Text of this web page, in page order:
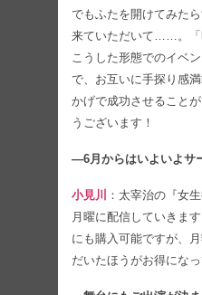
でもふたを開けてみた
来ていただいて……。「
こうした形態でのイベ
で、お互いに手探り感
かげで成功させること
うございます！
―6月からはいよいよサ
小見川
：太宰治の『女
月曜に配信していきま
にも購入可能ですが、
だいたほうがお得にな